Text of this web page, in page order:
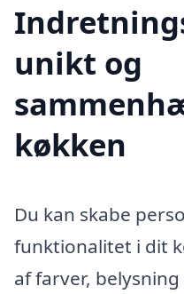
unikt og
køkken
Du kan skabe
funktionalitet i dit
af farver, belysning